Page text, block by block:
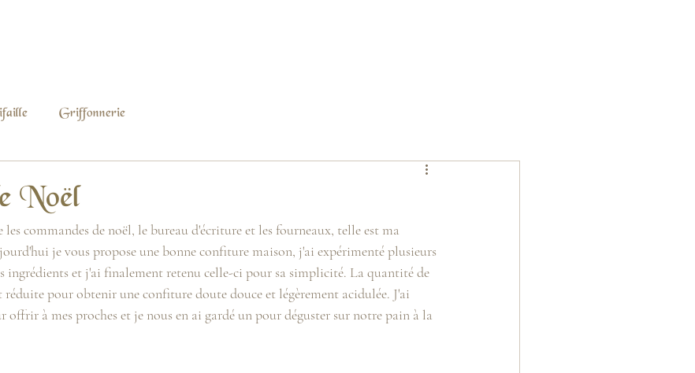
Griffonnerie
Noël
je vous propose une bonne confiture maison, j'ai expérimenté plusieurs
ingrédients et j'ai finalement retenu celle-ci pour sa simplicité. La quantité de
réduite pour obtenir une confiture doute douce et légèrement acidulée. J'ai
offrir à mes proches et je nous en ai gardé un pour déguster sur notre pain à la